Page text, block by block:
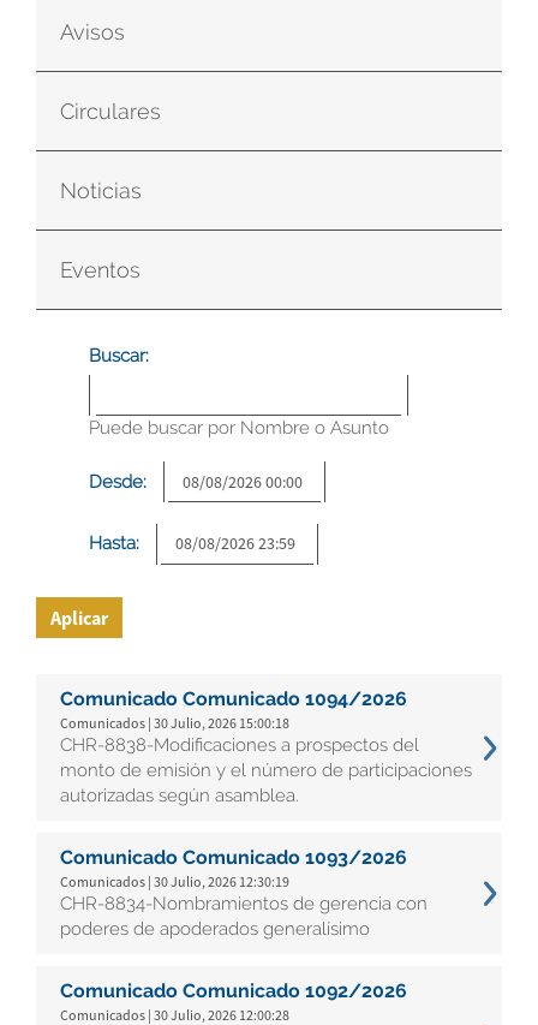
Avisos
Circulares
Noticias
Eventos
Buscar:
Puede buscar por Nombre o Asunto
Desde:
Hasta:
Aplicar
Comunicado Comunicado 1094/2026
Comunicados | 30 Julio, 2026 15:00:18
CHR-8838-Modificaciones a prospectos del
monto de emisión y el número de participaciones
autorizadas según asamblea.
Comunicado Comunicado 1093/2026
Comunicados | 30 Julio, 2026 12:30:19
CHR-8834-Nombramientos de gerencia con
poderes de apoderados generalísimo
Comunicado Comunicado 1092/2026
Comunicados | 30 Julio, 2026 12:00:28